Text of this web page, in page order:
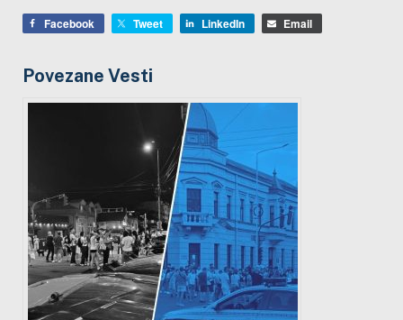
Facebook Tweet LinkedIn Email
Povezane Vesti